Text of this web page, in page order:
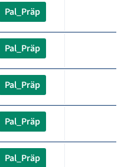
Pal_Präp
Pal_Präp
Pal_Präp
Pal_Präp
Pal_Präp